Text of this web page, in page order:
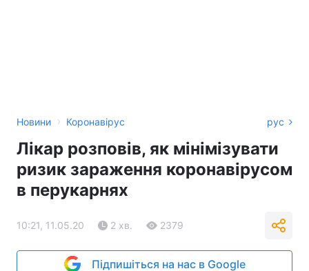
Новини › Коронавірус рус
Лікар розповів, як мінімізувати
ризик зараження коронавірусом
в перукарнях
10:21, 11.05.20 2 хв. 2379
Підпишіться на нас в Google